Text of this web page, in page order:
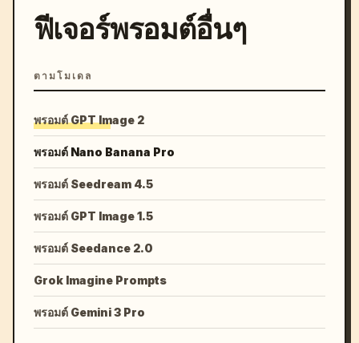
ฟีเจอร์พรอมต์อื่นๆ
ตามโมเดล
พรอมต์ GPT Image 2
พรอมต์ Nano Banana Pro
พรอมต์ Seedream 4.5
พรอมต์ GPT Image 1.5
พรอมต์ Seedance 2.0
Grok Imagine Prompts
พรอมต์ Gemini 3 Pro